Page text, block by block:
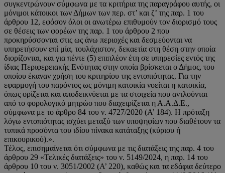
συγκεντρώνουν σύμφωνα με τα κριτήρια της παραγράφου αυτής, οι
μόνιμοι κάτοικοι των Δήμων των περ. στ’ και ζ’ της παρ. 1 του
άρθρου 12, εφόσον όλοι οι ανωτέρω επιθυμούν τον διορισμό τους
σε θέσεις των φορέων της παρ. 1 του άρθρου 2 που
προκηρύσσονται στις ως άνω περιοχές και δεσμεύονται να
υπηρετήσουν επί μία, τουλάχιστον, δεκαετία στη θέση στην οποία
διορίζονται, και για πέντε (5) επιπλέον έτη σε υπηρεσίες εντός της
ίδιας Περιφερειακής Ενότητας στην οποία βρίσκεται ο Δήμος, του
οποίου έκαναν χρήση του κριτηρίου της εντοπιότητας. Για την
εφαρμογή του παρόντος ως μόνιμη κατοικία νοείται η κατοικία,
όπως ορίζεται και αποδεικνύεται με τα στοιχεία που αντλούνται
από το φορολογικό μητρώο που διαχειρίζεται η Α.Α.Δ.Ε.,
σύμφωνα με το άρθρο 84 του ν. 4727/2020 (Α’ 184). Η πρόταξη
λόγω εντοπιότητας ισχύει μεταξύ των υποψηφίων που διαθέτουν τα
τυπικά προσόντα του ιδίου πίνακα κατάταξης (κύριου ή
επικουρικού).».
Τέλος, επισημαίνεται ότι σύμφωνα με τις διατάξεις της παρ. 4 του
άρθρου 29 «Τελικές διατάξεις» του ν. 5149/2024, η παρ. 14 του
άρθρου 10 του ν. 3051/2002 (Α’ 220), καθώς και τα εδάφια δεύτερο